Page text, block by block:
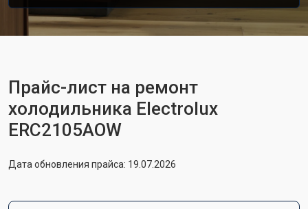
Прайс-лист на ремонт
холодильника Electrolux
ERC2105AOW
Дата обновления прайса: 19.07.2026